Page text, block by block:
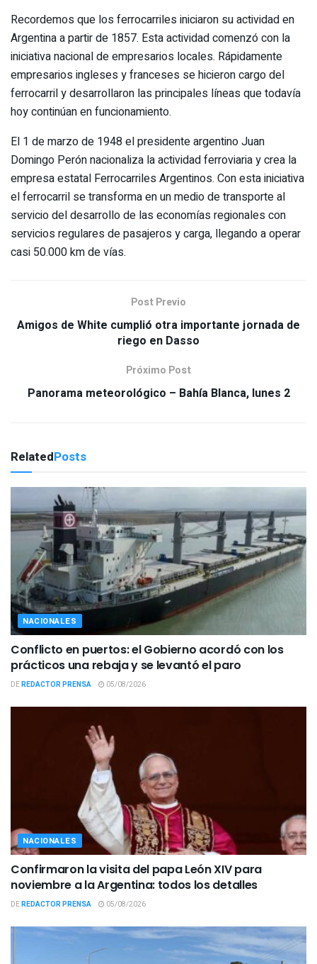
Recordemos que los ferrocarriles iniciaron su actividad en
Argentina a partir de 1857. Esta actividad comenzó con la
iniciativa nacional de empresarios locales. Rápidamente
empresarios ingleses y franceses se hicieron cargo del
ferrocarril y desarrollaron las principales líneas que todavía
hoy continúan en funcionamiento.
El 1 de marzo de 1948 el presidente argentino Juan
Domingo Perón nacionaliza la actividad ferroviaria y crea la
empresa estatal Ferrocarriles Argentinos. Con esta iniciativa
el ferrocarril se transforma en un medio de transporte al
servicio del desarrollo de las economías regionales con
servicios regulares de pasajeros y carga, llegando a operar
casi 50.000 km de vías.
Post Previo
Amigos de White cumplió otra importante jornada de
riego en Dasso
Próximo Post
Panorama meteorológico – Bahía Blanca, lunes 2
RelatedPosts
NACIONALES
Conflicto en puertos: el Gobierno acordó con los
prácticos una rebaja y se levantó el paro
DEREDACTOR PRENSA 05/08/2026
NACIONALES
Confirmaron la visita del papa León XIV para
noviembre a la Argentina: todos los detalles
DEREDACTOR PRENSA 05/08/2026